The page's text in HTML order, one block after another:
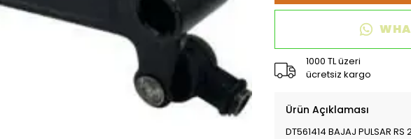
1000 TL üzeri
ücretsiz kargo
Ürün Açıklaması
DT561414 BAJAJ PULSAR RS